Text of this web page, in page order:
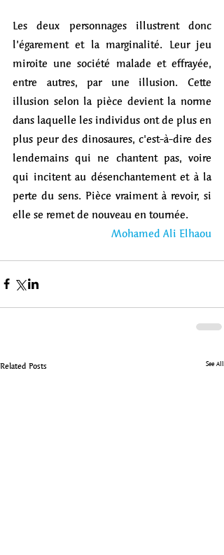
Les deux personnages illustrent donc
l’égarement et la marginalité. Leur jeu
miroite une société malade et effrayée,
entre autres, par une illusion. Cette
illusion selon la pièce devient la norme
dans laquelle les individus ont de plus en
plus peur des dinosaures, c'est-à-dire des
lendemains qui ne chantent pas, voire
qui incitent au désenchantement et à la
perte du sens. Pièce vraiment à revoir, si
elle se remet de nouveau en tournée.
Mohamed Ali Elhaou
Related Posts See All